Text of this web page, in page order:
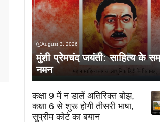
August 3, 2026
मुंशी प्रेमचंद जयंती: साहित्य के
नमन
कक्षा 9 में न डालें अतिरिक्त बोझ,
कक्षा 6 से शुरू होगी तीसरी भाषा,
सुप्रीम कोर्ट का बयान